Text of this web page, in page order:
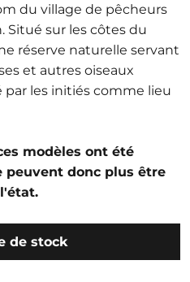
du village de pêcheurs
Situé sur les côtes du
réserve naturelle servant
et autres oiseaux
par les initiés comme lieu
modèles ont été
peuvent donc plus être
de stock